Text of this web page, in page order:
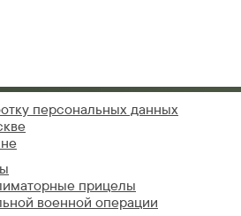
персональных данных
прицелы
военной операции